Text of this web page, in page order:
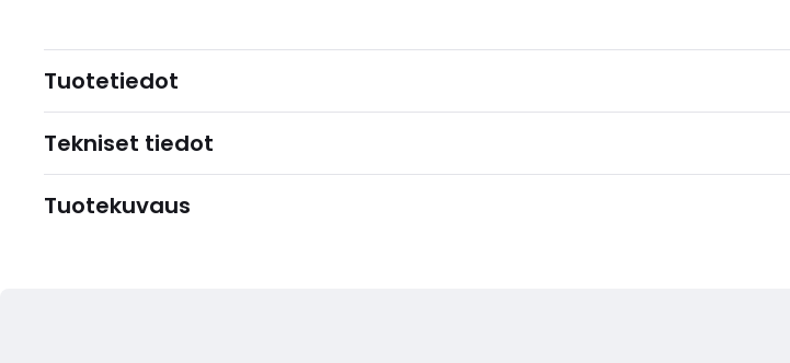
Tuotetiedot
Tekniset tiedot
Tuotekuvaus